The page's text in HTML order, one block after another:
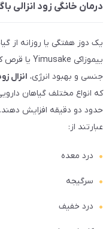
درمان خانگی زود انزالی
یک دوز هفتگی یا روزانه از
جنسی و بهبود انرژی، انزال
که انواع مختلف گیاهان
حدود دو دقیقه افزایش
عبارتند از:
درد معده
سرگیجه
درد خفیف